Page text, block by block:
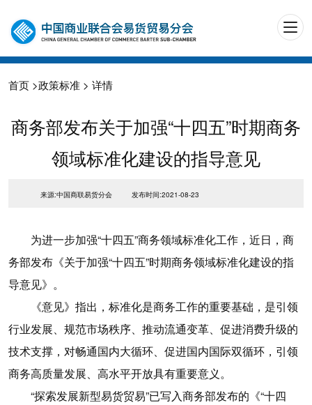
首页 >政策标准 > 详情
商务部发布关于加强“十四五”时期商务
领域标准化建设的指导意见
来源:中国商联易货分会 发布时间:2021-08-23
为进一步加强“十四五”商务领域标准化工作，近日，商
务部发布《关于加强“十四五”时期商务领域标准化建设的指
导意见》。
《意见》指出，标准化是商务工作的重要基础，是引领
行业发展、规范市场秩序、推动流通变革、促进消费升级的
技术支撑，对畅通国内大循环、促进国内国际双循环，引领
商务高质量发展、高水平开放具有重要意义。
“探索发展新型易货贸易”已写入商务部发布的《“十四